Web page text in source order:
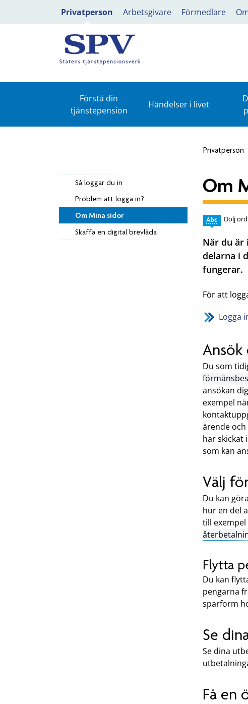
Privatperson Arbetsgivare Förmedlare
Förstå din
tjänstepension
Händelser i livet
Privatperson
Så loggar du in
Problem att logga in?
Om Mina sidor
Skaffa en digital brevlåda
Om
Dölj
När du är
delarna i
fungerar.
För att
Logga
Ansök
Du som
ansökan
exempel
ärende och
har skickat
som kan
Välj
Du kan
hur en del
till exempel
Flytta
Du kan
pengarna
sparform
Se
Se dina
Få en